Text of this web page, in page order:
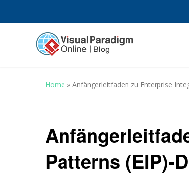
Home » Anfängerleitfaden zu Enterprise
Patterns (EIP)-